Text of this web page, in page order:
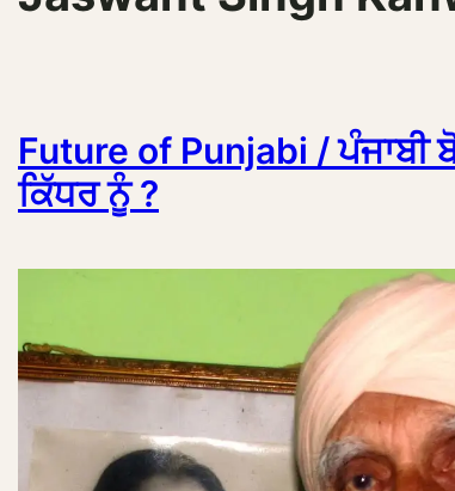
Future of Punjabi / ਪੰਜਾਬੀ
ਕਿੱਧਰ ਨੂੰ ?